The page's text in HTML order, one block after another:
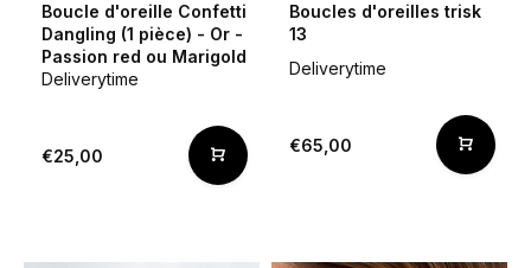
Boucle d'oreille Confetti
Dangling (1 pièce) - Or -
Passion red ou Marigold
Deliverytime
€25,00
Boucles d'oreilles trisk
13
Deliverytime
€65,00